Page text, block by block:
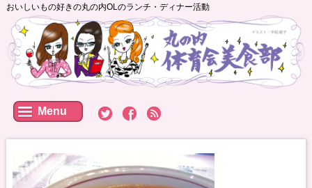
おいしいもの好きの丸の内OLのランチ・ディナー活動
Menu